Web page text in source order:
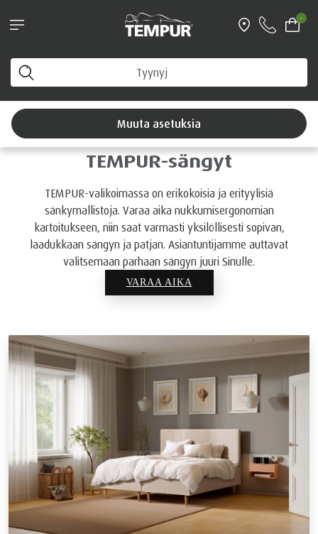
-
patjamallisto nyt -15 % Hyödynnä
Näet Suomi-sivuston. Voit muuttaa asetuksiasi milloin
tahansa
Muuta asetuksia
TEMPUR-sängyt
TEMPUR-valikoimassa on erikokoisia ja erityylisiä
sänkymallistoja. Varaa aika nukkumisergonomian
kartoitukseen, niin saat varmasti yksilöllisesti sopivan,
laadukkaan sängyn ja patjan. Asiantuntijamme auttavat
valitsemaan parhaan sängyn juuri Sinulle.
VARAA AIKA